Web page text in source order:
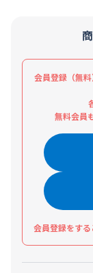
会員登録（無
無料会員
会員登録をする